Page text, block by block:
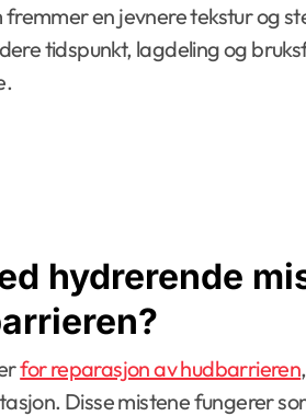
en jevnere tekstur og
tidspunkt, lagdeling og
hydrerende
for reparasjon av hudbarrieren
Disse mistene fungerer